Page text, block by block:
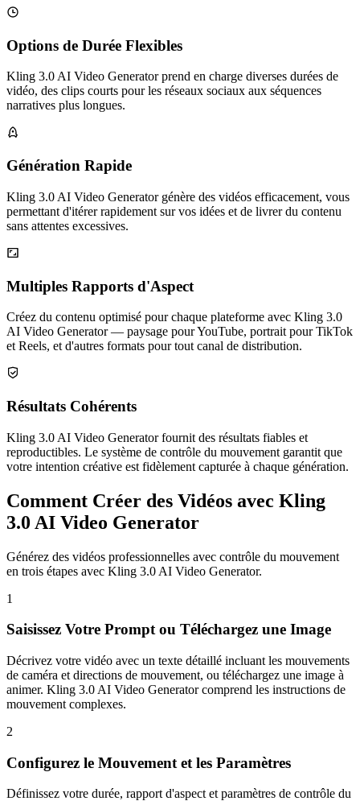
Options de Durée Flexibles
Kling 3.0 AI Video Generator prend en charge diverses durées de
vidéo, des clips courts pour les réseaux sociaux aux séquences
narratives plus longues.
Génération Rapide
Kling 3.0 AI Video Generator génère des vidéos efficacement, vous
permettant d'itérer rapidement sur vos idées et de livrer du contenu
sans attentes excessives.
Multiples Rapports d'Aspect
Créez du contenu optimisé pour chaque plateforme avec Kling 3.0
AI Video Generator — paysage pour YouTube, portrait pour TikTok
et Reels, et d'autres formats pour tout canal de distribution.
Résultats Cohérents
Kling 3.0 AI Video Generator fournit des résultats fiables et
reproductibles. Le système de contrôle du mouvement garantit que
votre intention créative est fidèlement capturée à chaque génération.
Comment Créer des Vidéos avec Kling
3.0 AI Video Generator
Générez des vidéos professionnelles avec contrôle du mouvement
en trois étapes avec Kling 3.0 AI Video Generator.
1
Saisissez Votre Prompt ou Téléchargez une Image
Décrivez votre vidéo avec un texte détaillé incluant les mouvements
de caméra et directions de mouvement, ou téléchargez une image à
animer. Kling 3.0 AI Video Generator comprend les instructions de
mouvement complexes.
2
Configurez le Mouvement et les Paramètres
Définissez votre durée, rapport d'aspect et paramètres de contrôle du